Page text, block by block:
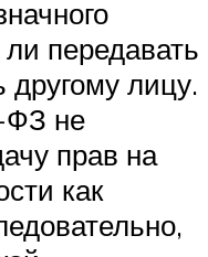
передавать
другому лицу.
ФЗ не
прав на
как